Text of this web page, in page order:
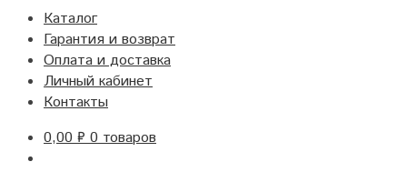
Каталог
Гарантия и возврат
Оплата и доставка
Личный кабинет
Контакты
0,00₽ 0 товаров